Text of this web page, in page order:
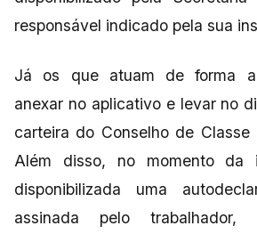
responsável indicado pela sua
Já os que atuam de forma
anexar no aplicativo e levar no
carteira do Conselho de Classe
Além disso, no momento da
disponibilizada uma
assinada pelo trabalhador,